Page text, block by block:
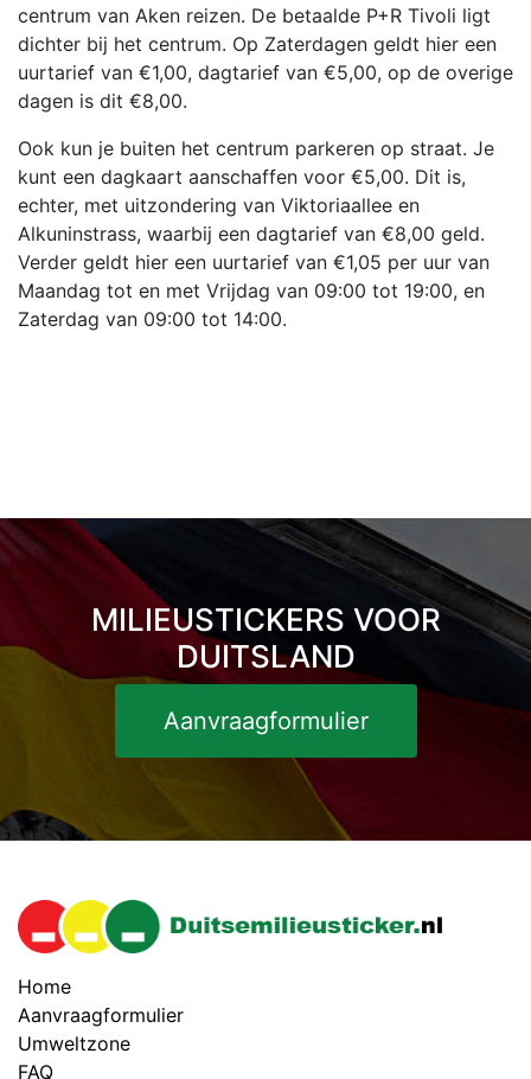
centrum van Aken reizen. De betaalde P+R Tivoli ligt
dichter bij het centrum. Op Zaterdagen geldt hier een
uurtarief van €1,00, dagtarief van €5,00, op de overige
dagen is dit €8,00.
Ook kun je buiten het centrum parkeren op straat. Je
kunt een dagkaart aanschaffen voor €5,00. Dit is,
echter, met uitzondering van Viktoriaallee en
Alkuninstrass, waarbij een dagtarief van €8,00 geld.
Verder geldt hier een uurtarief van €1,05 per uur van
Maandag tot en met Vrijdag van 09:00 tot 19:00, en
Zaterdag van 09:00 tot 14:00.
MILIEUSTICKERS VOOR
DUITSLAND
Aanvraagformulier
Home
Aanvraagformulier
Umweltzone
FAQ